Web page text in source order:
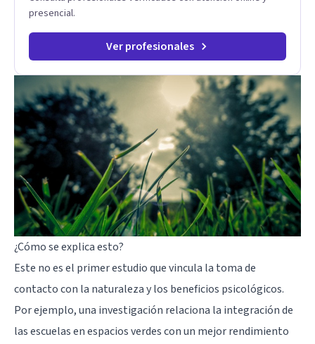
presencial.
Ver profesionales
¿Cómo se explica esto?
Este no es el primer estudio que vincula la toma de
contacto con la naturaleza y los beneficios psicológicos.
Por ejemplo,una investigación relaciona la integración de
las escuelas en espacios verdes con un mejor rendimiento